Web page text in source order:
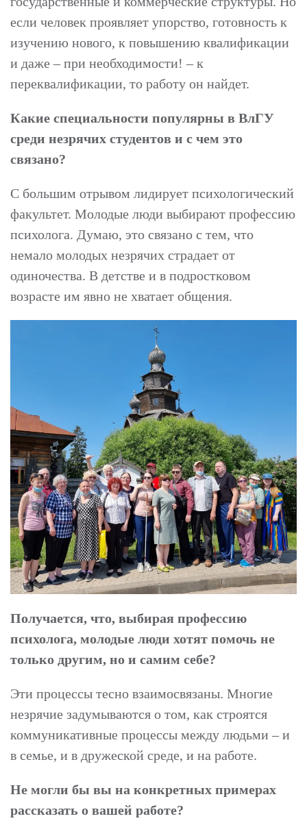
если человек проявляет упорство, готовность к
изучению нового, к повышению квалификации
и даже – при необходимости! – к
переквалификации, то работу он найдет.
Какие специальности популярны в ВлГУ
среди незрячих студентов и с чем это
связано?
С большим отрывом лидирует психологический
факультет. Молодые люди выбирают профессию
психолога. Думаю, это связано с тем, что
немало молодых незрячих страдает от
одиночества. В детстве и в подростковом
возрасте им явно не хватает общения.
Получается, что, выбирая профессию
психолога, молодые люди хотят помочь не
только другим, но и самим себе?
Эти процессы тесно взаимосвязаны. Многие
незрячие задумываются о том, как строятся
коммуникативные процессы между людьми – и
в семье, и в дружеской среде, и на работе.
Не могли бы вы на конкретных примерах
рассказать о вашей работе?